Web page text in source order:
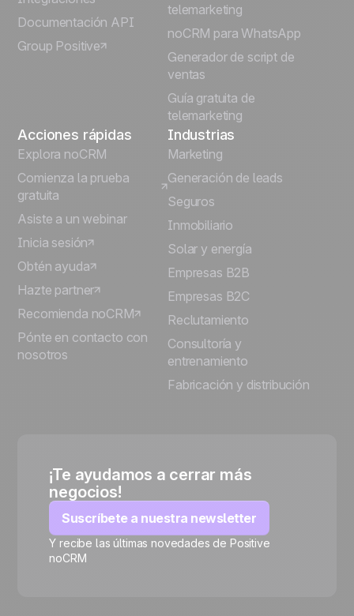
Italiano
Deutsch
Documentación API
Group Positive
telemarketing
noCRM para WhatsApp
Generador de script de
ventas
Guía gratuita de
telemarketing
Acciones rápidas
Explora noCRM
Comienza la prueba
gratuita
Asiste a un webinar
Inicia sesión
Obtén ayuda
Hazte partner
Recomienda noCRM
Pónte en contacto con
nosotros
Industrias
Marketing
Generación de leads
Seguros
Inmobiliario
Solar y energía
Empresas B2B
Empresas B2C
Reclutamiento
Consultoría y
entrenamiento
Fabricación y distribución
¡Te ayudamos a cerrar más
negocios!
Suscríbete a nuestra newsletter
Y recibe las últimas novedades de Positive
noCRM